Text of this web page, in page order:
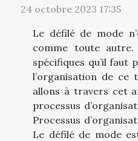
24 octobre 2023 17:35
Le défilé de mode
comme toute
spécifiques qu’il faut
l’organisation de ce
allons à travers cet
processus
Processus
Le défilé de mode